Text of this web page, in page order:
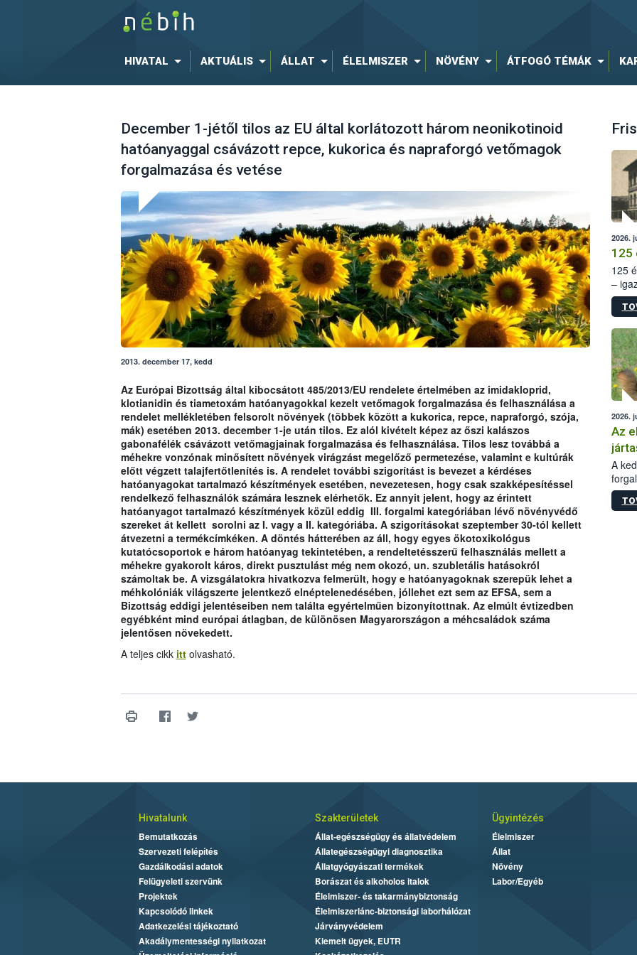
HIVATAL AKTUÁLIS ÁLLAT ÉLELMISZER NÖVÉNY ÁTFOGÓ TÉMÁK
December 1-jétől tilos az EU által korlátozott három neonikotinoid
hatóanyaggal csávázott repce, kukorica és napraforgó vetőmagok
forgalmazása és vetése
2013. december 17, kedd
Az Európai Bizottság által kibocsátott 485/2013/EU rendelete értelmében az imidakloprid,
klotianidin és tiametoxám hatóanyagokkal kezelt vetőmagok forgalmazása és felhasználása a
rendelet mellékletében felsorolt növények (többek között a kukorica, repce, napraforgó, szója,
mák) esetében 2013. december 1-je után tilos. Ez alól kivételt képez az őszi kalászos
gabonafélék csávázott vetőmagjainak forgalmazása és felhasználása. Tilos lesz továbbá a
méhekre vonzónak minősített növények virágzást megelőző permetezése, valamint e kultúrák
előtt végzett talajfertőtlenítés is. A rendelet további szigorítást is bevezet a kérdéses
hatóanyagokat tartalmazó készítmények esetében, nevezetesen, hogy csak szakképesítéssel
rendelkező felhasználók számára lesznek elérhetők. Ez annyit jelent, hogy az érintett
hatóanyagot tartalmazó készítmények közül eddig III. forgalmi kategóriában lévő növényvédő
szereket át kellett sorolni az I. vagy a II. kategóriába. A szigorításokat szeptember 30-tól kellett
átvezetni a termékcímkéken. A döntés hátterében az áll, hogy egyes ökotoxikológus
kutatócsoportok e három hatóanyag tekintetében, a rendeltetésszerű felhasználás mellett a
méhekre gyakorolt káros, direkt pusztulást még nem okozó, un. szubletális hatásokról
számoltak be. A vizsgálatokra hivatkozva felmerült, hogy e hatóanyagoknak szerepük lehet a
méhkolóniák világszerte jelentkező elnéptelenedésében, jóllehet ezt sem az EFSA, sem a
Bizottság eddigi jelentéseiben nem találta egyértelműen bizonyítottnak. Az elmúlt évtizedben
egyébként mind európai átlagban, de különösen Magyarországon a méhcsaládok száma
jelentősen növekedett.
A teljes cikk ittolvasható.
2026.
125
125
–
15.
2026.
Az
A
Hivatalunk
Bemutatkozás
Szervezeti felépítés
Gazdálkodási adatok
Felügyeleti szervünk
Projektek
Kapcsolódó linkek
Adatkezelési tájékoztató
Akadálymentességi nyilatkozat
Szakterületek
Állat-egészségügy és állatvédelem
Állategészségügyi diagnosztika
Állatgyógyászati termékek
Borászat és alkoholos italok
Élelmiszer- és takarmánybiztonság
Élelmiszerlánc-biztonsági laborhálózat
Járványvédelem
Kiemelt ügyek, EUTR
Ügyintézés
Élelmiszer
Állat
Növény
Labor/Egyéb